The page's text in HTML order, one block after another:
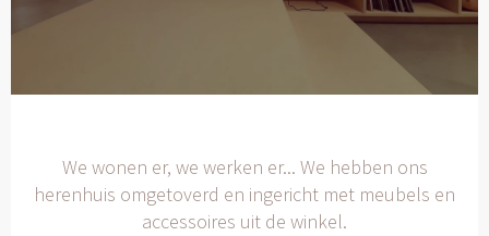
We wonen er, we werken er... We hebben ons
herenhuis omgetoverd en ingericht met meubels en
accessoires uit de winkel.